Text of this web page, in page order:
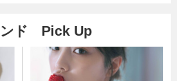
ンド Pick Up